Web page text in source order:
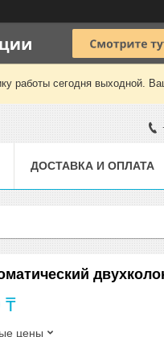
работы сегодня выходной.
ДОСТАВКА И ОПЛАТА
₸
цены